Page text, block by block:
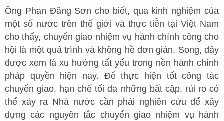
Ông Phan Đăng Sơn cho biết, qua kinh nghiệm của
một số nước trên thế giới và thực tiễn tại Việt Nam
cho thấy, chuyển giao nhiệm vụ hành chính công cho
hội là một quá trình và không hề đơn giản. Song, đây
được xem là xu hướng tất yếu trong nền hành chính
pháp quyền hiện nay. Để thực hiện tốt công tác
chuyển giao, hạn chế tối đa những bất cập, rủi ro có
thể xảy ra Nhà nước cần phải nghiên cứu để xây
dựng các nguyên tắc chuyển giao nhiệm vụ hành